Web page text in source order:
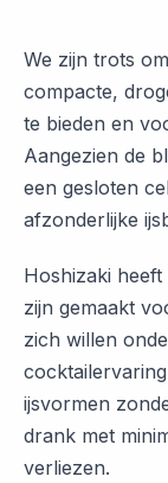
We zijn trots
compacte,
te bieden en
Aangezien de
een gesloten
afzonderlijke
Hoshizaki
zijn gemaakt
zich willen
ijsvormen
drank met
verliezen.